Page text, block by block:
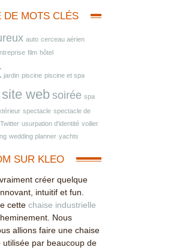
DE MOTS CLÉS
auto cerceau aérien
film hôtel
jardin piscine piscine et spa
site web soirée spa
spectacle spectacle de
Twitter usurpation d'identité voilier
wedding planner yachts
SUR KLEO
créer quelque
intuitif et fun.
cettechaise industrielle
Nous
allions faire une chaise
utilisée par beaucoup de